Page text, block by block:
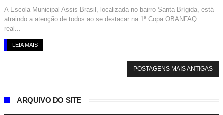
A Escola Municipal Assis Brasil, localizada no bairro Santa Brígida, está
atraindo a atenção de todos ao se destacar na 1ª Copa OBANFAQ
real...
LEIA MAIS
POSTAGENS MAIS ANTIGAS
ARQUIVO DO SITE